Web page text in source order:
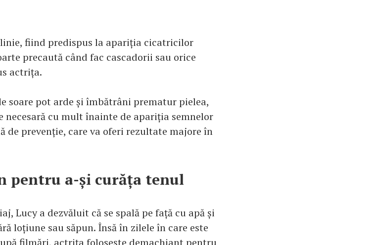
fiind predispus la apariția cicatricilor
precaută când fac cascadorii sau orice
actrița.
soare pot arde și îmbătrâni prematur pielea,
necesară cu mult înainte de apariția semnelor
de prevenție, care va oferi rezultate majore în
pentru a-și curăța tenul
Lucy a dezvăluit că se spală pe față cu apă și
loțiune sau săpun. Însă în zilele în care este
filmări, actrița folosește demachiant pentru